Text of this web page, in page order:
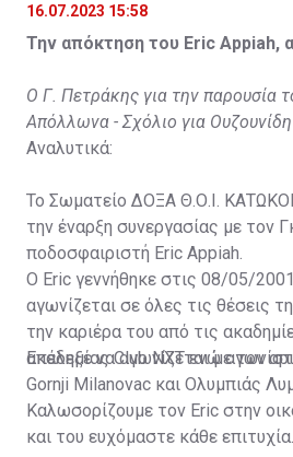
16.07.2023 15:58
Την απόκτηση του Eric Appiah,
Ο Γ. Πετράκης για την παρουσία
Απόλλωνα - Σχόλιο για Ουζουνίδη
Αναλυτικά:
Το Σωματείο ΔΟΞΑ Θ.Ο.Ι.
την έναρξη συνεργασίας με τον
ποδοσφαιριστή Eric Appiah.
Ο Eric γεννήθηκε στις 08/05/
αγωνίζεται σε όλες τις θέσεις
την καριέρα του από τις
ακαδημίας Club NXT ενώ
Gornji Milanovac και Ολυμπιάς
Επέλεξε να αγωνίζεται με τον
Καλωσορίζουμε τον Eric στην
και του ευχόμαστε κάθε επιτυχία.